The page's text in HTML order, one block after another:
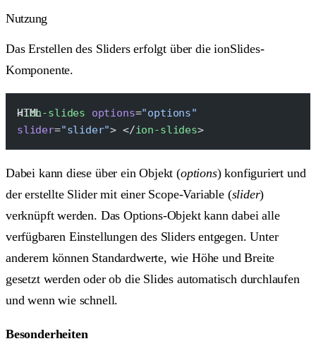
Nutzung
Das Erstellen des Sliders erfolgt über die ionSlides-
Komponente.
<ion-slides options="options"
slider="slider"> </ion-slides>
Dabei kann diese über ein Objekt (options) konfiguriert und
der erstellte Slider mit einer Scope-Variable (slider)
verknüpft werden. Das Options-Objekt kann dabei alle
verfügbaren Einstellungen des Sliders entgegen. Unter
anderem können Standardwerte, wie Höhe und Breite
gesetzt werden oder ob die Slides automatisch durchlaufen
und wenn wie schnell.
Besonderheiten